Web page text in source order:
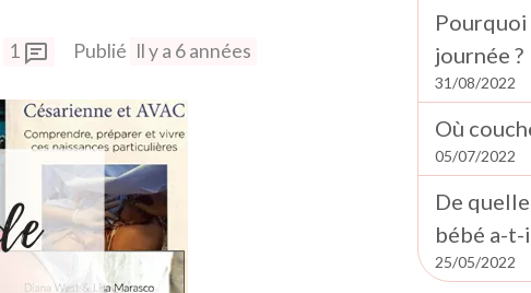
1 Publié Il y a 6 années
Pourquoi
journée ?
31/08/2022
Où
05/07/2022
De
bébé a-t-
25/05/2022